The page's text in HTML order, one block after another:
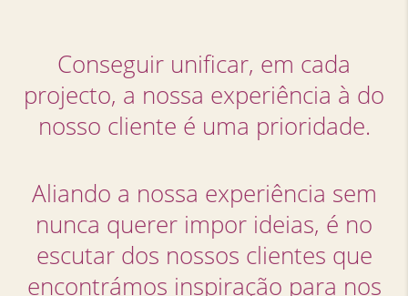
Conseguir unificar, em cada
projecto, a nossa experiência à do
nosso cliente é uma prioridade.
Aliando a nossa experiência sem
nunca querer impor ideias, é no
escutar dos nossos clientes que
encontrámos inspiração para nos